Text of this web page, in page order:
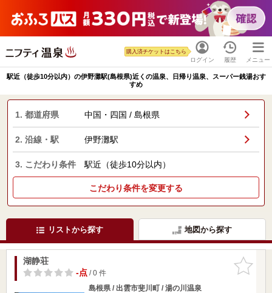
ログイン
購入済チケットはこちら
履歴 メニュー
駅近（徒歩10分以内）の伊野灘駅(島根県)近くの温泉、日帰り温泉、スーパー銭湯おす
すめ
1. 都道府県 中国・四国 / 島根県
2. 沿線・駅 伊野灘駅
3. こだわり条件 駅近（徒歩10分以内）
こだわり条件を変更する
リストから探す 地図から探す
お気に入
りに追加
湖静荘
-点/ 0 件
島根県 / 出雲市斐川町 / 湯の川温泉